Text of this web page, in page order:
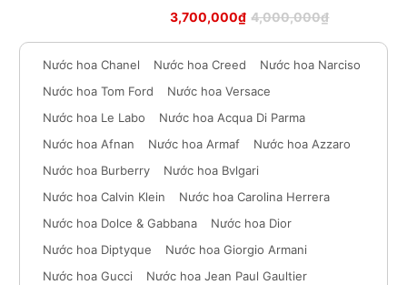
hạng5sao 4,000,000₫
3,700,000₫
Nước hoa Chanel Nước hoa Creed
Nước hoa Narciso
Nước hoa Tom Ford
Nước hoa Versace
Nước hoa Le Labo
Nước hoa Acqua Di Parma
Nước hoa Afnan
Nước hoa Armaf
Nước hoa Azzaro
Nước hoa Burberry
Nước hoa Bvlgari
Nước hoa Calvin Klein
Nước hoa Carolina Herrera
Nước hoa Dolce & Gabbana
Nước hoa Dior
Nước hoa Diptyque
Nước hoa Giorgio Armani
Nước hoa Gucci
Nước hoa Jean Paul Gaultier